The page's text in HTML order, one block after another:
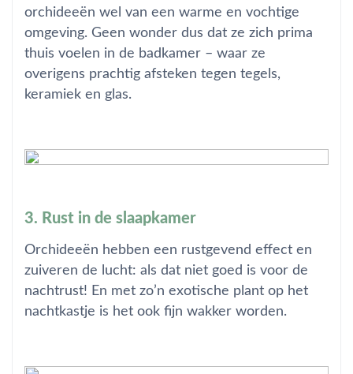
orchideeën wel van een warme en vochtige
omgeving. Geen wonder dus dat ze zich prima
thuis voelen in de badkamer – waar ze
overigens prachtig afsteken tegen tegels,
keramiek en glas.
3. Rust in de slaapkamer
Orchideeën hebben een rustgevend effect en
zuiveren de lucht: als dat niet goed is voor de
nachtrust! En met zo’n exotische plant op het
nachtkastje is het ook fijn wakker worden.